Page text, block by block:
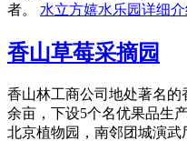
者。 水立方嬉水乐园详细
香山草莓采摘园
香山林工商公司地处著名的
余亩，下设5个名优果品生
北京植物园，南邻团城演武